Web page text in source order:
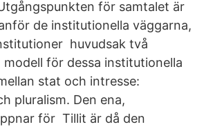
för samtalet är
de institutionella väggarna,
huvudsak två
modell för dessa institutionella
stat och intresse:
pluralism. Den ena,
för Tillit är då den